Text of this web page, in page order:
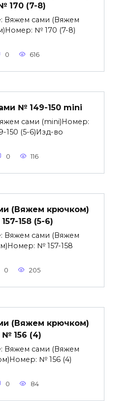
170 (7-8)
Вяжем сами (Вяжем
№ 170 (7-8)
0 616
№ 149-150 mini
сами (mini)Номер:
150 (5-6)Изд-во
0 116
(Вяжем крючком)
158 (5-6)
Вяжем сами (Вяжем
№ 157-158
0 205
(Вяжем крючком)
№ 156 (4)
Вяжем сами (Вяжем
№ 156 (4)
0 84